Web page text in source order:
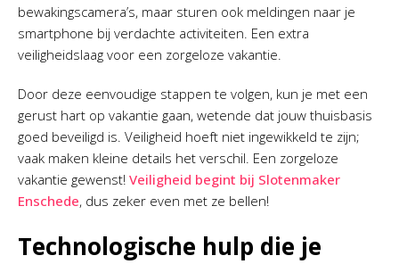
bewakingscamera’s, maar sturen ook meldingen naar je
smartphone bij verdachte activiteiten. Een extra
veiligheidslaag voor een zorgeloze vakantie.
Door deze eenvoudige stappen te volgen, kun je met een
gerust hart op vakantie gaan, wetende dat jouw thuisbasis
goed beveiligd is. Veiligheid hoeft niet ingewikkeld te zijn;
vaak maken kleine details het verschil. Een zorgeloze
vakantie gewenst! Veiligheid begint bij Slotenmaker
Enschede, dus zeker even met ze bellen!
Technologische hulp die je